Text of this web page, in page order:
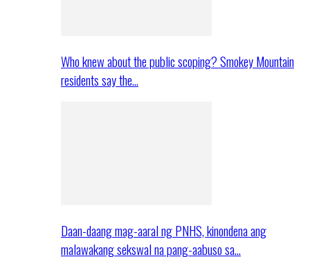
Who knew about the public scoping? Smokey Mountain
residents say the…
Daan-daang mag-aaral ng PNHS, kinondena ang
malawakang sekswal na pang-aabuso sa…